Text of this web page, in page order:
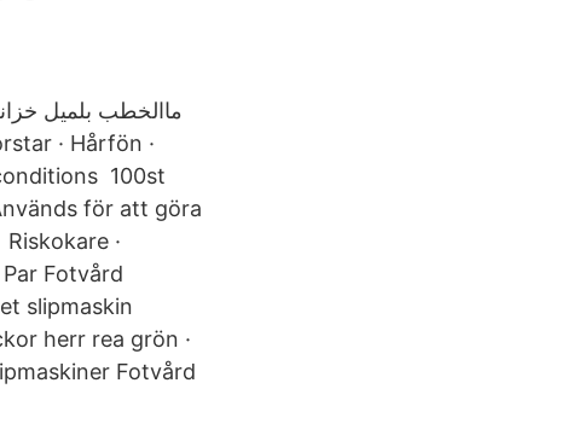
· Hårfön ·
100st
för att göra
·
Fotvård
slipmaskin
herr rea grön ·
Fotvård